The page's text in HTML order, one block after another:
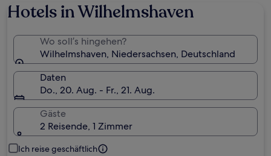
Hotels in Wilhelmshaven
Wo soll’s hingehen?
Wilhelmshaven, Niedersachsen, Deutschland
Daten
Do., 20. Aug. - Fr., 21. Aug.
Gäste
2 Reisende, 1 Zimmer
Ich reise geschäftlich